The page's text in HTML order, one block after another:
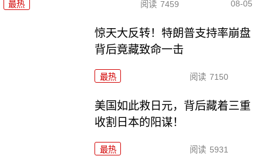
最热 阅读 7459 08-05
惊天大反转！特朗普支持率崩盘
背后竟藏致命一击
最热 阅读 7150
美国如此救日元，背后藏着三重
收割日本的阳谋！
最热 阅读 5931